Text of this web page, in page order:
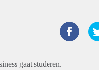
gaat studeren.